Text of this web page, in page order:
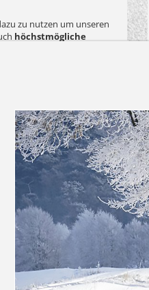
zu nutzen um unseren
höchstmögliche